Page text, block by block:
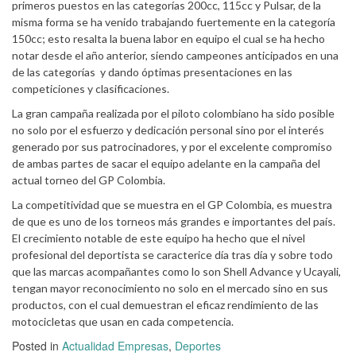
primeros puestos en las categorías 200cc, 115cc y Pulsar, de la
misma forma se ha venido trabajando fuertemente en la categoría
150cc; esto resalta la buena labor en equipo el cual se ha hecho
notar desde el año anterior, siendo campeones anticipados en una
de las categorías y dando óptimas presentaciones en las
competiciones y clasificaciones.
La gran campaña realizada por el piloto colombiano ha sido posible
no solo por el esfuerzo y dedicación personal sino por el interés
generado por sus patrocinadores, y por el excelente compromiso
de ambas partes de sacar el equipo adelante en la campaña del
actual torneo del GP Colombia.
La competitividad que se muestra en el GP Colombia, es muestra
de que es uno de los torneos más grandes e importantes del país.
El crecimiento notable de este equipo ha hecho que el nivel
profesional del deportista se caracterice día tras día y sobre todo
que las marcas acompañantes como lo son Shell Advance y Ucayali,
tengan mayor reconocimiento no solo en el mercado sino en sus
productos, con el cual demuestran el eficaz rendimiento de las
motocicletas que usan en cada competencia.
Posted in Actualidad Empresas, Deportes